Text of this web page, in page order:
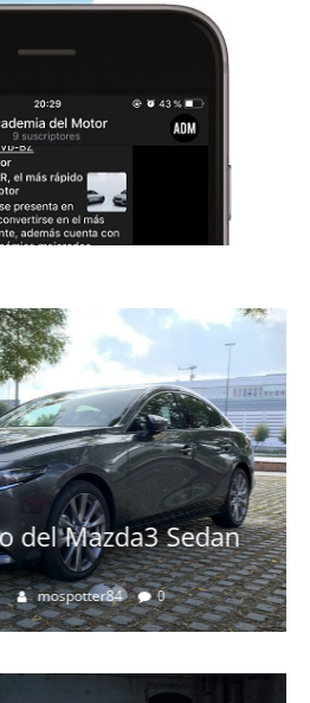
Audi Q8 50 TDI: el SUV
de la marca
2019 Nacho 0